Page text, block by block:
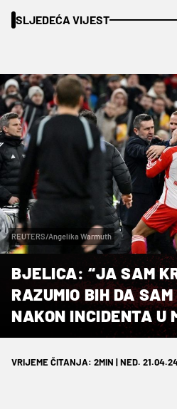
SLJEDEĆA VIJEST
REUTERS/Angelika Warmuth
BJELICA: “JA SAM
RAZUMIO BIH DA
NAKON INCIDENTA U
VRIJEME ČITANJA: 2MIN | NED.